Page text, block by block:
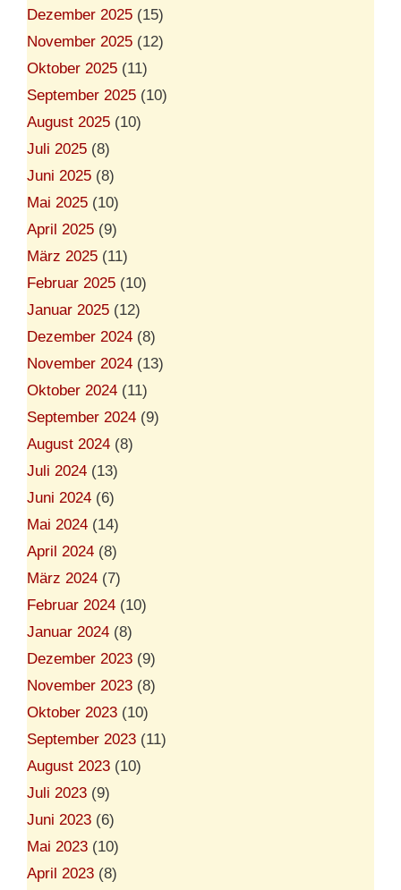
Dezember 2025 (15)
November 2025 (12)
Oktober 2025 (11)
September 2025 (10)
August 2025 (10)
Juli 2025 (8)
Juni 2025 (8)
Mai 2025 (10)
April 2025 (9)
März 2025 (11)
Februar 2025 (10)
Januar 2025 (12)
Dezember 2024 (8)
November 2024 (13)
Oktober 2024 (11)
September 2024 (9)
August 2024 (8)
Juli 2024 (13)
Juni 2024 (6)
Mai 2024 (14)
April 2024 (8)
März 2024 (7)
Februar 2024 (10)
Januar 2024 (8)
Dezember 2023 (9)
November 2023 (8)
Oktober 2023 (10)
September 2023 (11)
August 2023 (10)
Juli 2023 (9)
Juni 2023 (6)
Mai 2023 (10)
April 2023 (8)